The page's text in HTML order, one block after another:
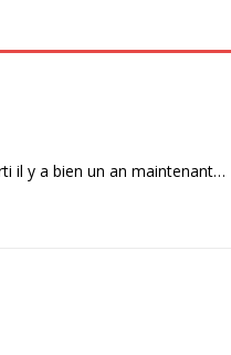
il y a bien un an maintenant…